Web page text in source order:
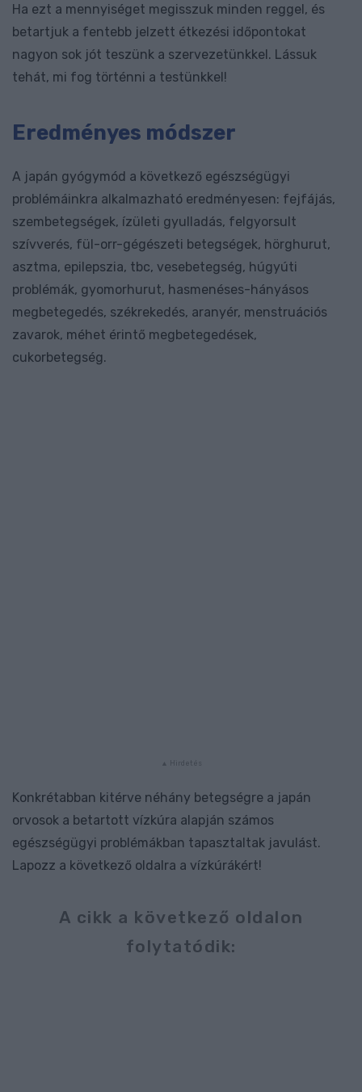
Ha ezt a mennyiséget megisszuk minden reggel, és
betartjuk a fentebb jelzett étkezési időpontokat
nagyon sok jót teszünk a szervezetünkkel. Lássuk
tehát, mi fog történni a testünkkel!
Eredményes módszer
A japán gyógymód a következő egészségügyi
problémáinkra alkalmazható eredményesen: fejfájás,
szembetegségek, ízületi gyulladás, felgyorsult
szívverés, fül-orr-gégészeti betegségek, hörghurut,
asztma, epilepszia, tbc, vesebetegség, húgyúti
problémák, gyomorhurut, hasmenéses-hányásos
megbetegedés, székrekedés, aranyér, menstruációs
zavarok, méhet érintő megbetegedések,
cukorbetegség.
Konkrétabban kitérve néhány betegségre a japán
orvosok a betartott vízkúra alapján számos
egészségügyi problémákban tapasztaltak javulást.
Lapozz a következő oldalra a vízkúrákért!
A cikk a következő oldalon
folytatódik: